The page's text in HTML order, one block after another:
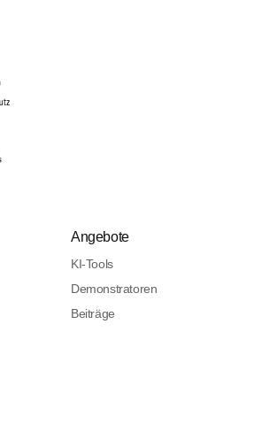
Angebote
KI-Tools
Demonstratoren
Beiträge